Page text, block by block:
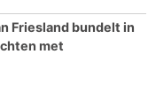
Friesland bundelt in
met